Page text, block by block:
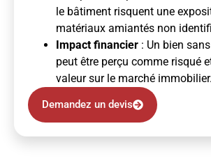
le bâtiment risquent une
matériaux amiantés non
Impact financier : Un bien
peut être perçu comme risqué
valeur sur le marché immobilier.
Demandez un devis